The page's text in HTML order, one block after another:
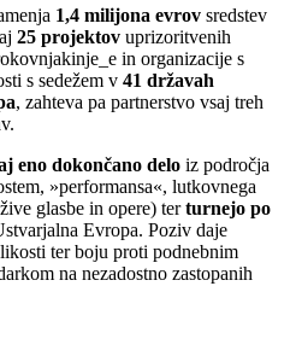
1,4 milijona evrov sredstev
25 projektov uprizoritvenih
in organizacije s
s sedežem v 41 državah
, zahteva pa partnerstvo vsaj treh
eno dokončano delo iz področja
»performansa«, lutkovnega
glasbe in opere) terturnejo po
Evropa. Poziv daje
ter boju proti podnebnim
na nezadostno zastopanih